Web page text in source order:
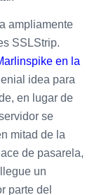
ampliamente
SSLStrip.
en la
idea para
en lugar de
se
mitad de la
de pasarela,
un
parte del